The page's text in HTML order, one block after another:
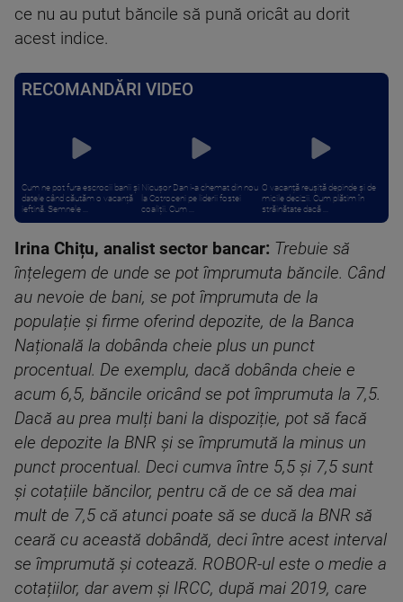
ce nu au putut băncile să pună oricât au dorit
acest indice.
RECOMANDĂRI VIDEO
Cum ne pot fura escrocii banii și
datele când căutăm o vacanță
ieftină. Semnele ...
Nicușor Dan i-a chemat din nou
la Cotroceni pe liderii fostei
coaliții. Cum ...
O vacanță reușită depinde și de
micile decizii. Cum plătim în
străinătate dacă ...
Irina Chițu, analist sector bancar: Trebuie să
înțelegem de unde se pot împrumuta băncile. Când
au nevoie de bani, se pot împrumuta de la
populație și firme oferind depozite, de la Banca
Națională la dobânda cheie plus un punct
procentual. De exemplu, dacă dobânda cheie e
acum 6,5, băncile oricând se pot împrumuta la 7,5.
Dacă au prea mulți bani la dispoziție, pot să facă
ele depozite la BNR și se împrumută la minus un
punct procentual. Deci cumva între 5,5 și 7,5 sunt
și cotațiile băncilor, pentru că de ce să dea mai
mult de 7,5 că atunci poate să se ducă la BNR să
ceară cu această dobândă, deci între acest interval
se împrumută și cotează. ROBOR-ul este o medie a
cotațiilor, dar avem și IRCC, după mai 2019, care